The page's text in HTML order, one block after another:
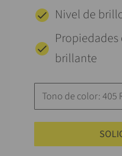
Nivel de
brillante
Tono de color: 405